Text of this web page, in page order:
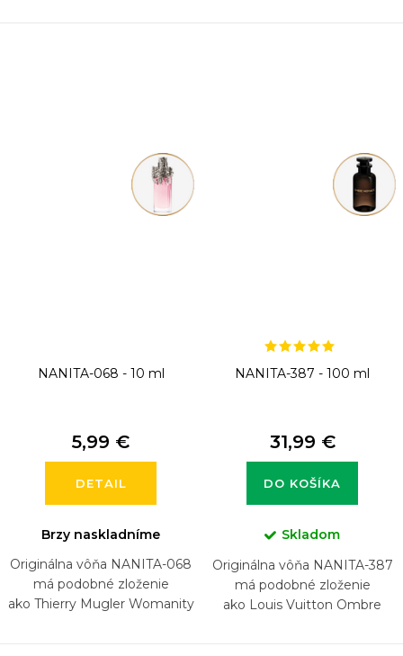
NANITA-068 - 10 ml
5,99 €
DETAIL
Brzy naskladníme
Originálna vôňa NANITA-068
má podobné zloženie
ako Thierry Mugler Womanity
NANITA-387 - 100 ml
31,99 €
DO KOŠÍKA
Skladom
Originálna vôňa NANITA-387
má podobné zloženie
ako Louis Vuitton Ombre